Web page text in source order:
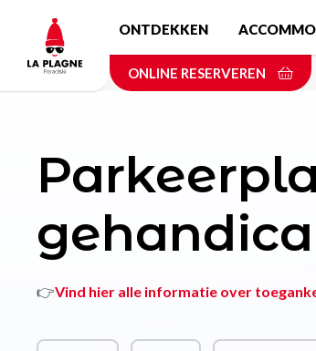
content
ONTDEKKEN
ONLINE RESERVEREN
👉Vind hier alle informatie over